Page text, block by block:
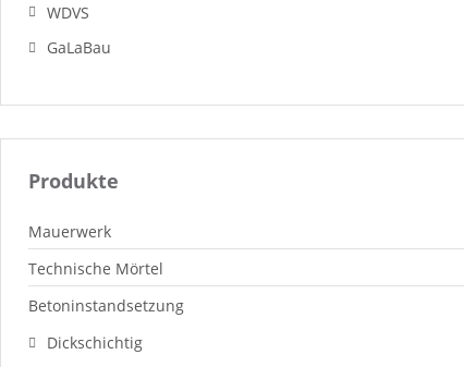
WDVS
GaLaBau
Produkte
Mauerwerk
Technische Mörtel
Betoninstandsetzung
Dickschichtig